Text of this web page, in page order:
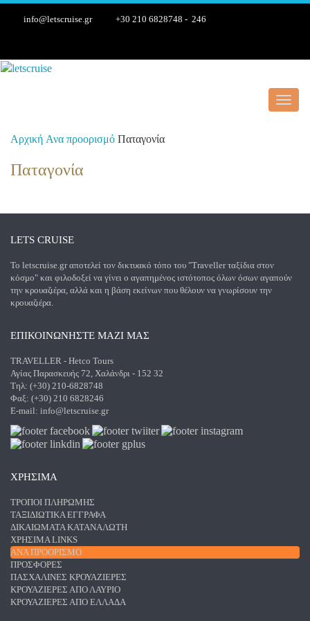
info@letscruise.gr +30 210 6828748 - 246
Αρχική Ανα προορισμό Παταγονία
Παταγονία
LETS CRUISE
Το letscruise.gr αποτελεί τον δικτυακό τόπο του "Traveller ταξίδια στον
κόσμο" και φιλοδοξεί να γίνει ο αγαπημένος ιστότοπος όλων όσων αγαπούν
την κρουαζιέρα, αλλά και η βάση εκείνων που θέλουν να γνωρίσουν την
κρουαζιέρα.
ΕΠΙΚΟΙΝΩΝΗΣΤΕ ΜΑΖΙ ΜΑΣ
TRAVELLER - Hetco Tours
Αγίας Παρασκευής 72, Χαλάνδρι - 152 32
Τηλ: (+30) 210-6828748
Φαξ: (+30) 210 6828246
E-mail: info@letscruise.gr
ΧΡΗΣΙΜΑ
ΤΡΌΠΟΙ ΠΛΗΡΩΜΉΣ
ΤΑΞΙΔΙΩΤΙΚΆ ΈΓΓΡΑΦΑ
ΔΙΚΑΙΏΜΑΤΑ ΚΑΤΑΝΑΛΩΤΉ
ΧΡΉΣΙΜΑ LINKS
ΑΝΑ ΠΡΟΟΡΙΣΜΌ
ΠΡΟΣΦΟΡΈΣ
ΠΑΣΧΑΛΙΝΈΣ ΚΡΟΥΑΖΙΈΡΕΣ
ΚΡΟΥΑΖΙΈΡΕΣ ΑΠΌ ΛΑΎΡΙΟ
ΚΡΟΥΑΖΙΈΡΕΣ ΑΠΌ ΕΛΛΆΔΑ